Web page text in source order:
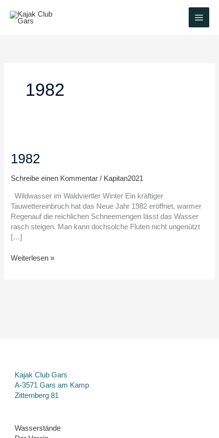
Inhalt
springen
1982
1982
Schreibe einen Kommentar / Kapitan2021
Wildwasser im Waldviertler Winter Ein kräftiger
Tauwettereinbruch hat das Neue Jahr 1982 eröffnet, warmer
Regenauf die reichlichen Schneemengen lässt das Wasser
rasch steigen. Man kann dochsolche Fluten nicht ungenützt
[…]
Weiterlesen »
Kajak Club Gars
A-3571 Gars am Kamp
Zitternberg 81
Wasserstände